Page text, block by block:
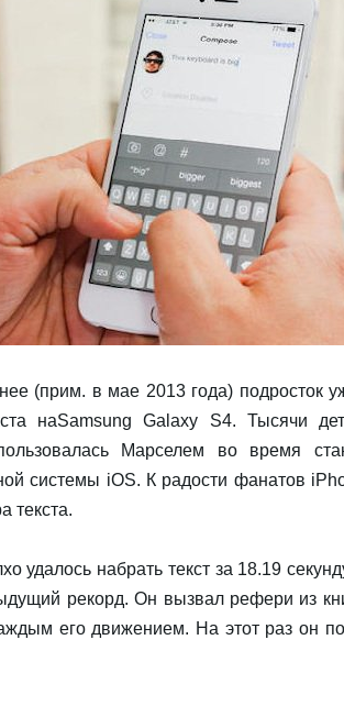
(прим. в мае 2013 года) подросток
наSamsung Galaxy S4. Тысячи
Марселем во время
системы iOS. К радости фанатов
текста.
удалось набрать текст за 18.19
рекорд. Он вызвал рефери из
его движением. На этот раз он